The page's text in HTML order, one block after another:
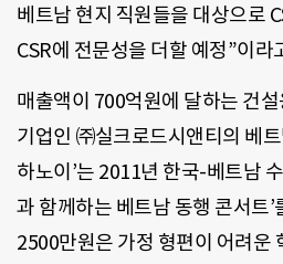
베트남 현지 직원들을 대상으로
CSR에 전문성을 더할 예정”이라
매출액이 700억원에 달하는 건
기업인 ㈜실크로드시앤티의 베
하노이’는 2011년 한국-베트남
과 함께하는 베트남 동행 콘서트
2500만원은 가정 형편이 어려운